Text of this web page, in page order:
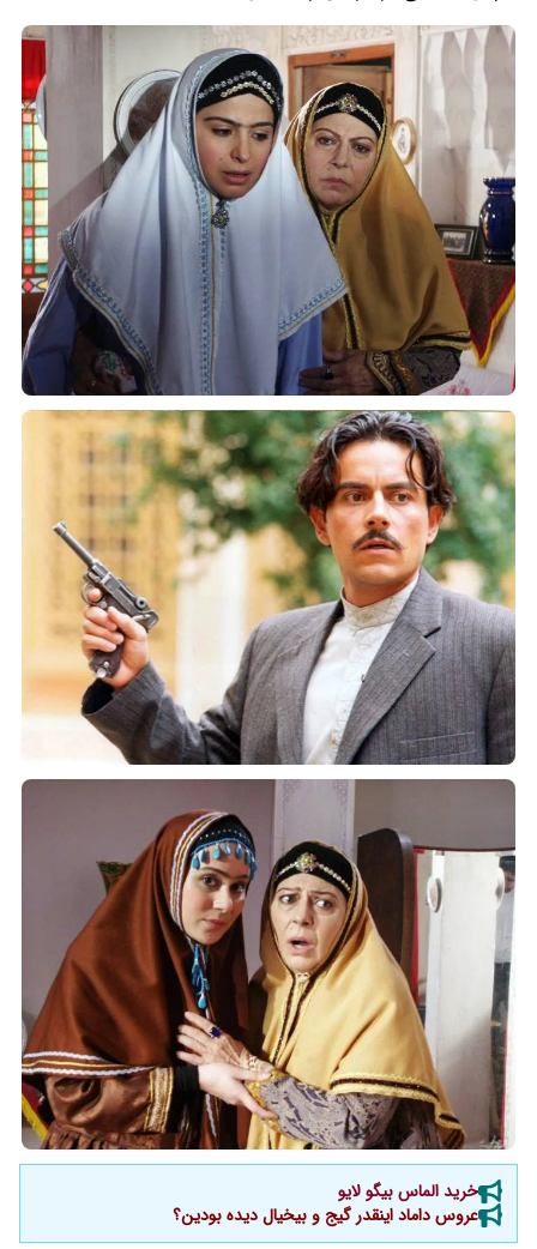
خرید الماس بیگو لایو
عروس داماد اینقدر گیج و بیخیال دیده بودین؟